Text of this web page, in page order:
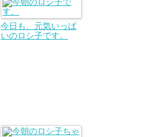
今日も、元気いっぱ
いのロシ子です。